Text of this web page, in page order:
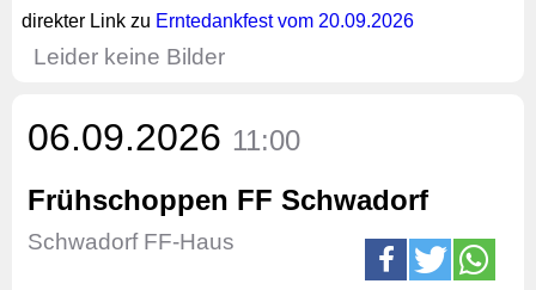
direkter Link zu Erntedankfest vom 20.09.2026
Leider keine Bilder
06.09.2026 11:00
Frühschoppen FF Schwadorf
Schwadorf FF-Haus